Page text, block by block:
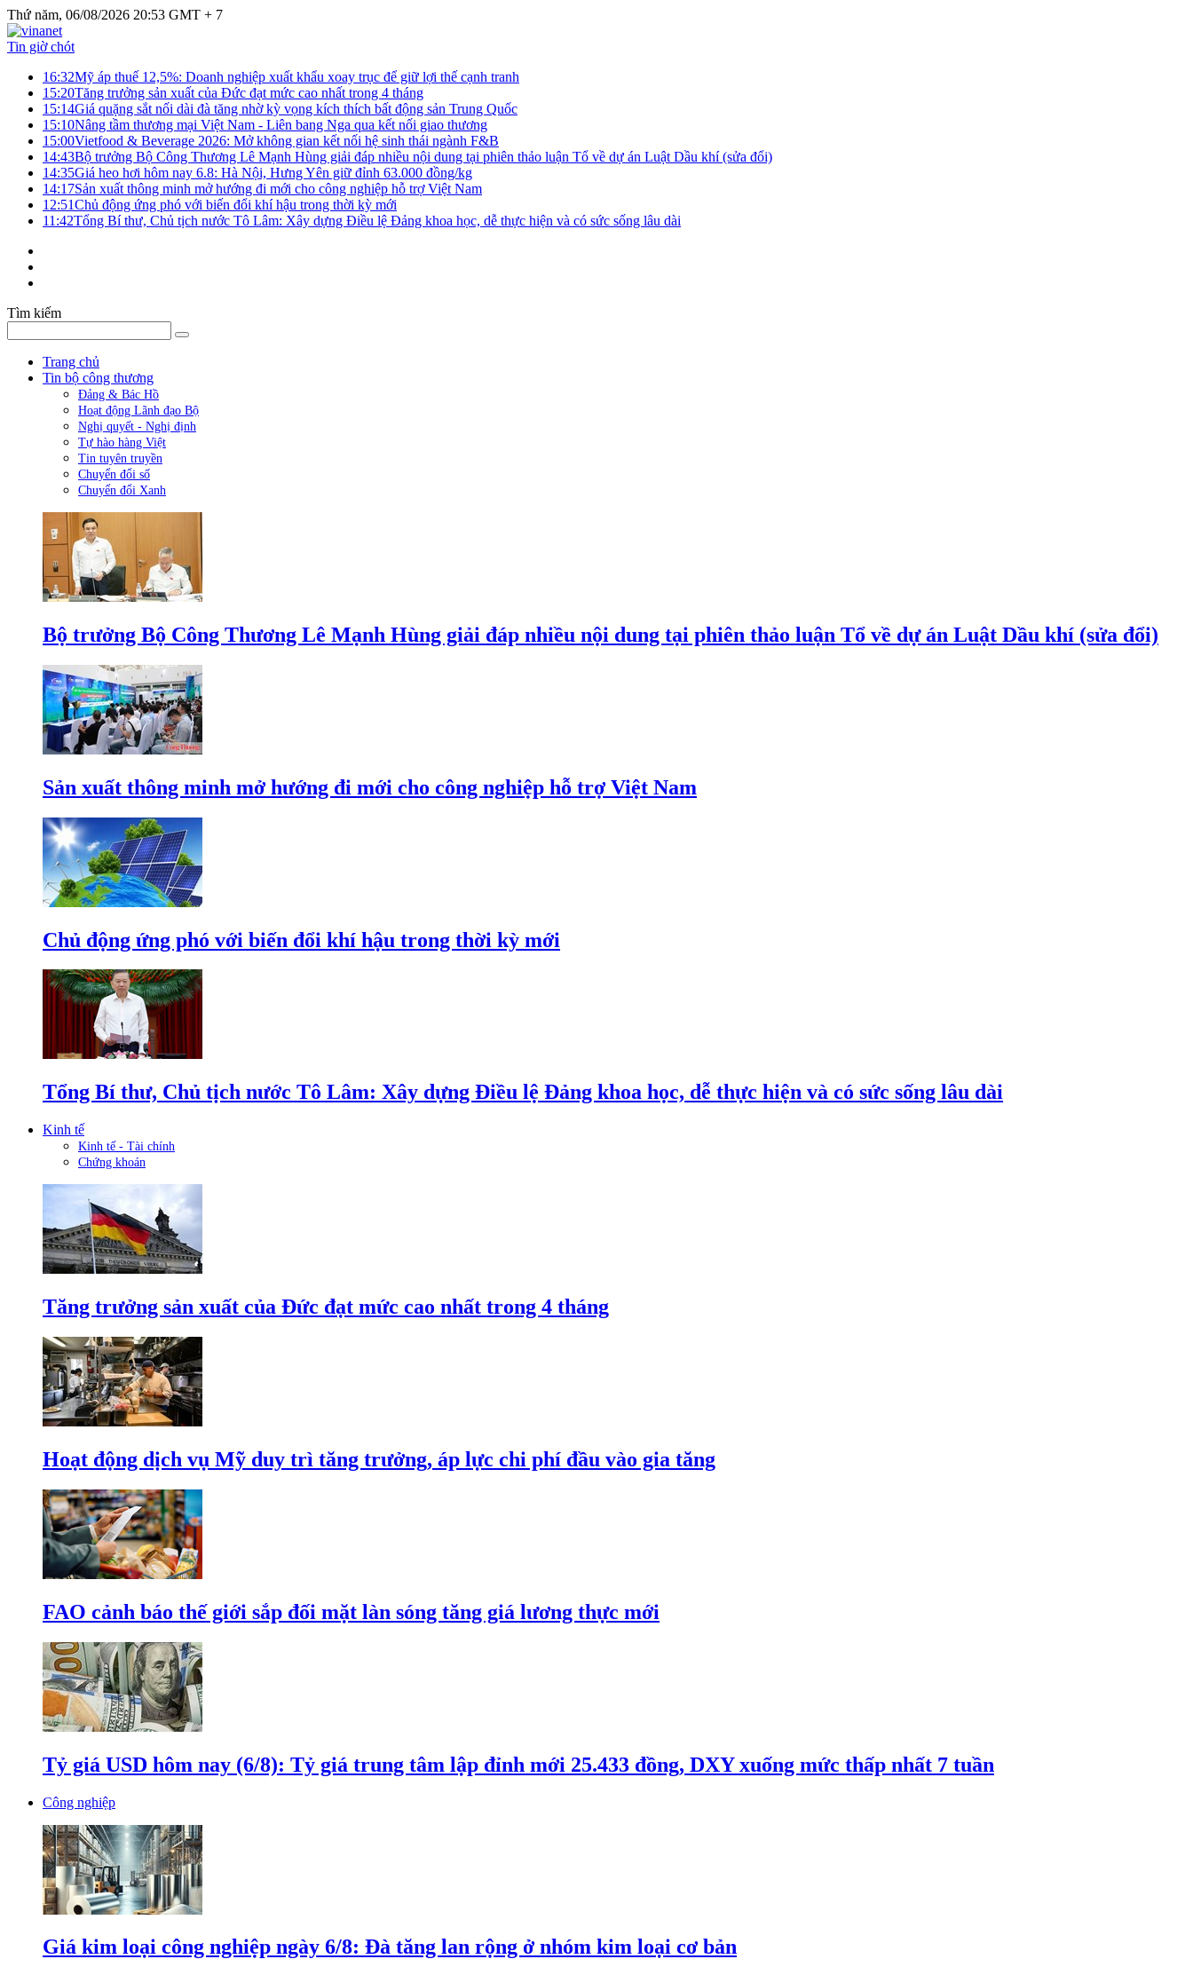
Thứ năm, 06/08/2026 20:53 GMT + 7
Tin giờ chót
16:32Mỹ áp thuế 12,5%: Doanh nghiệp xuất khẩu xoay trục để giữ lợi thế cạnh tranh
15:20Tăng trưởng sản xuất của Đức đạt mức cao nhất trong 4 tháng
15:14Giá quặng sắt nối dài đà tăng nhờ kỳ vọng kích thích bất động sản Trung Quốc
15:10Nâng tầm thương mại Việt Nam - Liên bang Nga qua kết nối giao thương
15:00Vietfood & Beverage 2026: Mở không gian kết nối hệ sinh thái ngành F&B
14:43Bộ trưởng Bộ Công Thương Lê Mạnh Hùng giải đáp nhiều nội dung tại phiên thảo luận Tổ về dự án Luật Dầu khí (sửa đổi)
14:35Giá heo hơi hôm nay 6.8: Hà Nội, Hưng Yên giữ đỉnh 63.000 đồng/kg
14:17Sản xuất thông minh mở hướng đi mới cho công nghiệp hỗ trợ Việt Nam
12:51Chủ động ứng phó với biến đổi khí hậu trong thời kỳ mới
11:42Tổng Bí thư, Chủ tịch nước Tô Lâm: Xây dựng Điều lệ Đảng khoa học, dễ thực hiện và có sức sống lâu dài
Tìm kiếm
Trang chủ
Tin bộ công thương
Đảng & Bác Hồ
Hoạt động Lãnh đạo Bộ
Nghị quyết - Nghị định
Tự hào hàng Việt
Tin tuyên truyền
Chuyển đổi số
Chuyển đổi Xanh
Bộ trưởng Bộ Công Thương Lê Mạnh Hùng giải đáp nhiều nội dung tại phiên thảo luận Tổ về dự án Luật Dầu khí (sửa đổi)
Sản xuất thông minh mở hướng đi mới cho công nghiệp hỗ trợ Việt Nam
Chủ động ứng phó với biến đổi khí hậu trong thời kỳ mới
Tổng Bí thư, Chủ tịch nước Tô Lâm: Xây dựng Điều lệ Đảng khoa học, dễ thực hiện và có sức sống lâu dài
Kinh tế
Kinh tế - Tài chính
Chứng khoán
Tăng trưởng sản xuất của Đức đạt mức cao nhất trong 4 tháng
Hoạt động dịch vụ Mỹ duy trì tăng trưởng, áp lực chi phí đầu vào gia tăng
FAO cảnh báo thế giới sắp đối mặt làn sóng tăng giá lương thực mới
Tỷ giá USD hôm nay (6/8): Tỷ giá trung tâm lập đỉnh mới 25.433 đồng, DXY xuống mức thấp nhất 7 tuần
Công nghiệp
Giá kim loại công nghiệp ngày 6/8: Đà tăng lan rộng ở nhóm kim loại cơ bản